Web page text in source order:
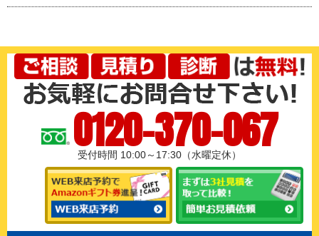
0120-370-067
受付時間 10:00～17:30（水曜定休）